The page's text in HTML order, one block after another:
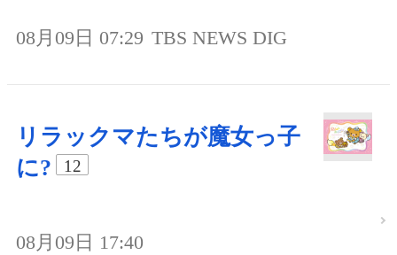
08月09日 07:29 TBS NEWS DIG
リラックマたちが魔女っ子
に?
12
08月09日 17:40